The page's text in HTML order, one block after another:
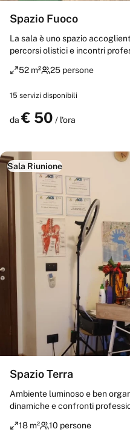
Spazio Fuoco
La sala è uno spazio
percorsi olistici e incontri
fitoterapia, osteopatia,
persone sedute per riunioni,
ambiente armonioso e
52 m² 25 persone
15 servizi disponibili
da € 50 / l'ora
Sala Riunione
Spazio Terra
Ambiente luminoso e ben
dinamiche e confronti
durante gli incontri, mentre la
18 m² 10 persone